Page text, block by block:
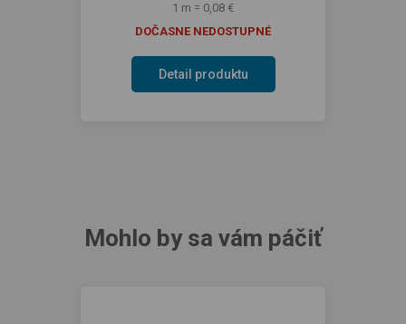
1 m = 0,08 €
DOČASNE NEDOSTUPNÉ
Detail produktu
Mohlo by sa vám páčiť